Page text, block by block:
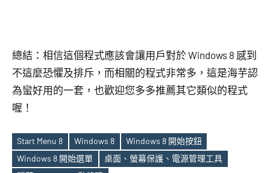
總結：相信這個程式應該會讓用戶對於 Windows 8 感到
不這麼恐懼及排斥，而相關的程式非常多，這是海芋認
為蠻好用的一套，也歡迎您多多推薦其它類似的程式
喔！
Tags
Start Menu 8 Windows 8
Windows 8 開始按鈕
Windows 8 開始選單
桌面、螢幕保護、電源管理工具